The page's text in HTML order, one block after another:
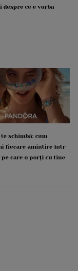
despre ce e vorba
schimbă: cum
fiecare amintire într-
pe care o porți cu tine